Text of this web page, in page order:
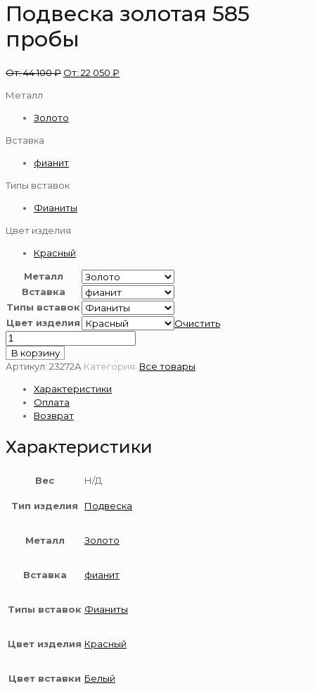
Подвеска золотая 585
пробы
От:44 100₽ От: 22 050 ₽
Металл
Золото
Вставка
фианит
Типы вставок
Фианиты
Цвет изделия
Красный
Металл
Вставка
Типы вставок
Цвет изделия
Очистить
Количество
товара
Подвеска
пробы
В корзину
Артикул: 23272А Категория: Все товары
Характеристики
Оплата
Возврат
Характеристики
Вес Н/Д
Тип изделия Подвеска
Металл Золото
Вставка фианит
Типы вставок Фианиты
Цвет изделия Красный
Цвет вставки Белый